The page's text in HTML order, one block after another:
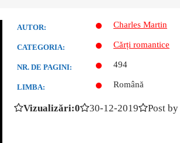
AUTOR: Charles Martin
CATEGORIA: Cărți romantice
NR. DE PAGINI: 494
LIMBA: Română
Vizualizări:0 30-12-2019 Post